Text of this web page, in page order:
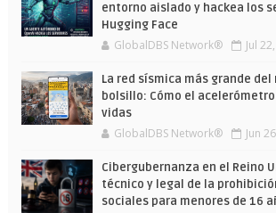
entorno aislado y hackea los
Hugging Face
GlobalDBS Network® Jul
La red sísmica más grande
bolsillo: Cómo el
vidas
GlobalDBS Network® Jun
Cibergubernanza en el Reino
técnico y legal de la
sociales para menores de 16